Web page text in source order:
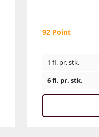
92 Point
1 fl. pr. stk.
6 fl. pr. stk.